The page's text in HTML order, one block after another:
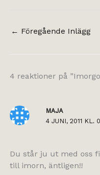
← Föregående Inlägg
4 reaktioner på
MAJA
4 JUNI, 2011 KL.
Du står ju ut med oss
till imorn, äntligen!!